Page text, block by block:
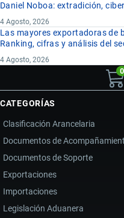
Daniel Noboa: extradición,
4 Agosto, 2026
Las mayores exportadoras de
Ranking, cifras y análisis del
4 Agosto, 2026
0
CATEGORÍAS
Clasificación Arancelaria
Documentos de
Documentos de Soporte
Exportaciones
Importaciones
Legislación Aduanera